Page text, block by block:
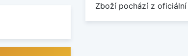
Zboží pochází z